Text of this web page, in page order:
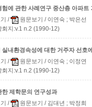
험에 관한 사례연구 중산층 아파트
/ 원문보기 / 이연숙 ; 박은선
회지:v.1 n.2 (1990-12)
실내환경속성에 대한 거주자 선호
/ 원문보기 / 이연숙 ; 이정연
회지:v.1 n.2 (1990-12)
한 제학문의 연구성과
/ 원문보기 / 김대년 ; 박정희